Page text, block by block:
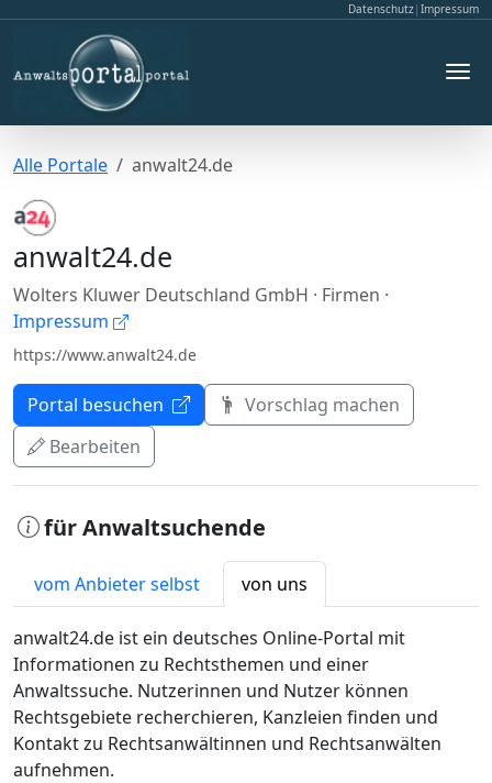
Datenschutz| Impressum
Alle Portale anwalt24.de
anwalt24.de
Wolters Kluwer Deutschland GmbH · Firmen ·
Impressum
https://www.anwalt24.de
Portal besuchen
Vorschlag machen
Bearbeiten
für Anwaltsuchende
vom Anbieter selbst von uns
anwalt24.de ist ein deutsches Online-Portal mit
Informationen zu Rechtsthemen und einer
Anwaltssuche. Nutzerinnen und Nutzer können
Rechtsgebiete recherchieren, Kanzleien finden und
Kontakt zu Rechtsanwältinnen und Rechtsanwälten
aufnehmen.